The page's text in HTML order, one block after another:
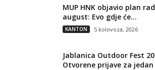
MUP HNK objavio plan
august: Evo gdje će...
KANTON 5 kolovoza, 2026
Jablanica Outdoor Fest
Otvorene prijave za jedan